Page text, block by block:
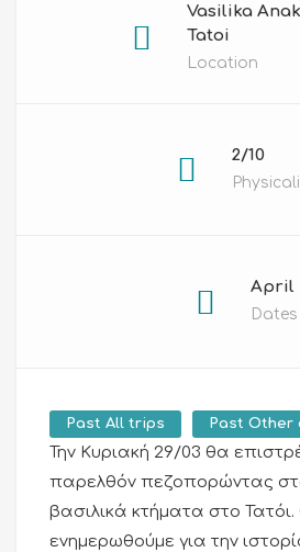
Vasilika
Tatoi
Location
2/10
April
Dates
Past All trips Past Other
Την Κυριακή 29/03 θα
παρελθόν πεζοπορώντας
βασιλικά κτήματα στο
ενημερωθούμε για την